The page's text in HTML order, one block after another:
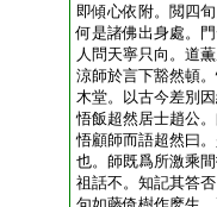
即傾心依附。閲四
何是諸佛出身處。
人問天寧只向。道
涼師於言下豁然頓
木堂。以古今差別
悟飯超然居士趙公
悟顧師而語超然曰
也。師既爲所激乘
祖話不。知記其答